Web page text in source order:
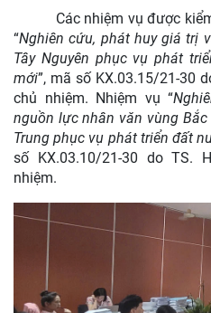
Các nhiệm vụ được kiểm
“Nghiên cứu, phát huy giá trị
Tây Nguyên phục vụ phát
mới”, mã số KX.03.15/21-30
chủ nhiệm. Nhiệm vụ “
nguồn lực nhân văn vùng
Trung phục vụ phát triển đất
số KX.03.10/21-30 do TS.
nhiệm.